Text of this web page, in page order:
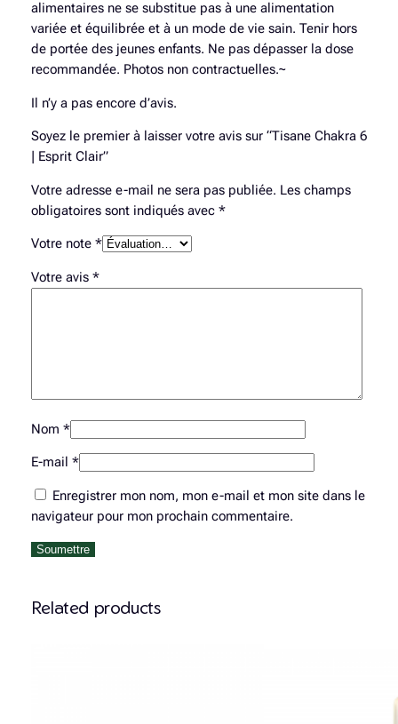
alimentaires ne se substitue pas à une alimentation
variée et équilibrée et à un mode de vie sain. Tenir hors
de portée des jeunes enfants. Ne pas dépasser la dose
recommandée. Photos non contractuelles.~
Il n’y a pas encore d’avis.
Soyez le premier à laisser votre avis sur “Tisane Chakra 6
| Esprit Clair”
Votre adresse e-mail ne sera pas publiée. Les champs
obligatoires sont indiqués avec *
Votre note *
Votre avis *
Nom *
E-mail *
Enregistrer mon nom, mon e-mail et mon site dans le
navigateur pour mon prochain commentaire.
Related products